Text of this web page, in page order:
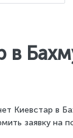
Киевстар в
заявку на